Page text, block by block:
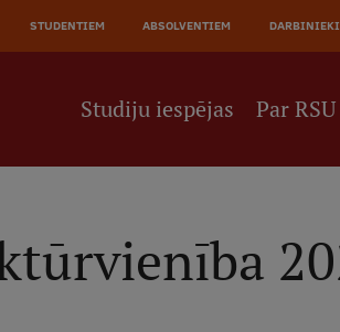
STUDENTIEM ABSOLVENTIEM
Studiju iespējas Par RSU